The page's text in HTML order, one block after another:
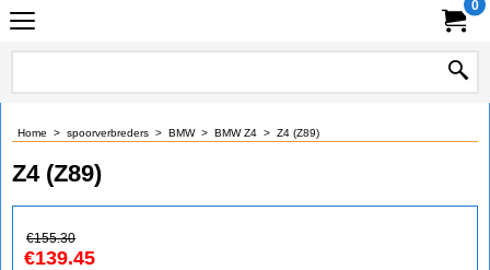
0
Home > spoorverbreders > BMW> BMW Z4 > Z4 (Z89)
Z4 (Z89)
€155.30
€139.45